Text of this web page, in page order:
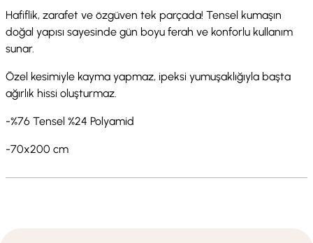
Hafiflik, zarafet ve özgüven tek parçada! Tensel kumaşın
doğal yapısı sayesinde gün boyu ferah ve konforlu kullanım
sunar.
Özel kesimiyle kayma yapmaz, ipeksi yumuşaklığıyla başta
ağırlık hissi oluşturmaz.
-%76 Tensel %24 Polyamid
-70x200 cm